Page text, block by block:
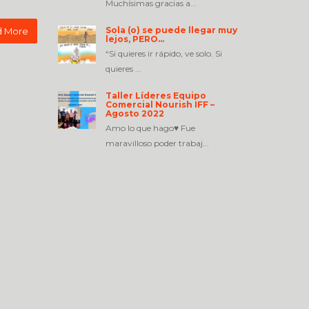
More
Muchísimas gracias a...
Sola (o) se puede llegar muy
lejos, PERO…
“Si quieres ir rápido, ve solo. Si
quieres ...
Taller Líderes Equipo
Comercial Nourish IFF –
Agosto 2022
Amo lo que hago♥️ Fue
maravilloso poder trabaj...